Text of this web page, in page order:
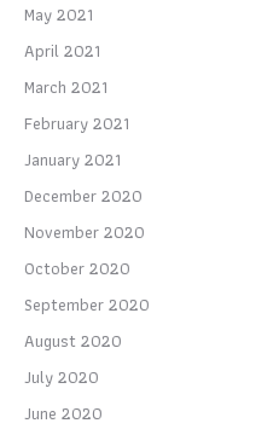
May 2021
April 2021
March 2021
February 2021
January 2021
December 2020
November 2020
October 2020
September 2020
August 2020
July 2020
June 2020